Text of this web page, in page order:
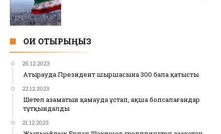
ОҚИ ОТЫРЫҢЫЗ
25.12.2023
Атырауда Президент шыршасына 300 бала қатысты
22.12.2023
Шетел азаматын қамауда ұстап, ақша бопсалағандар
тұтқындалды
21.12.2023